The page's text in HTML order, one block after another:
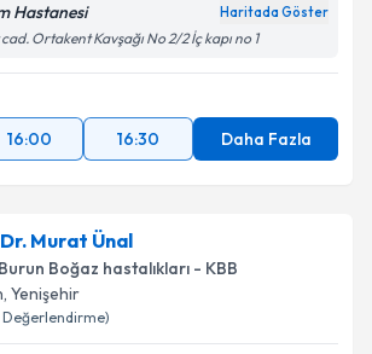
Hastanesi Haritada Göster
Ortakent Kavşağı No 2/2 İç kapı no 1
16:00 16:30 Daha Fazla
Murat Ünal
Boğaz hastalıkları - KBB
, Yenişehir
Değerlendirme)